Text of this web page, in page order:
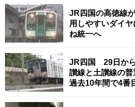
JR四国の高徳線
用しやすいダイ
ね統一へ
JR四国 29日か
讃線と土讃線の
過去10年間で4番